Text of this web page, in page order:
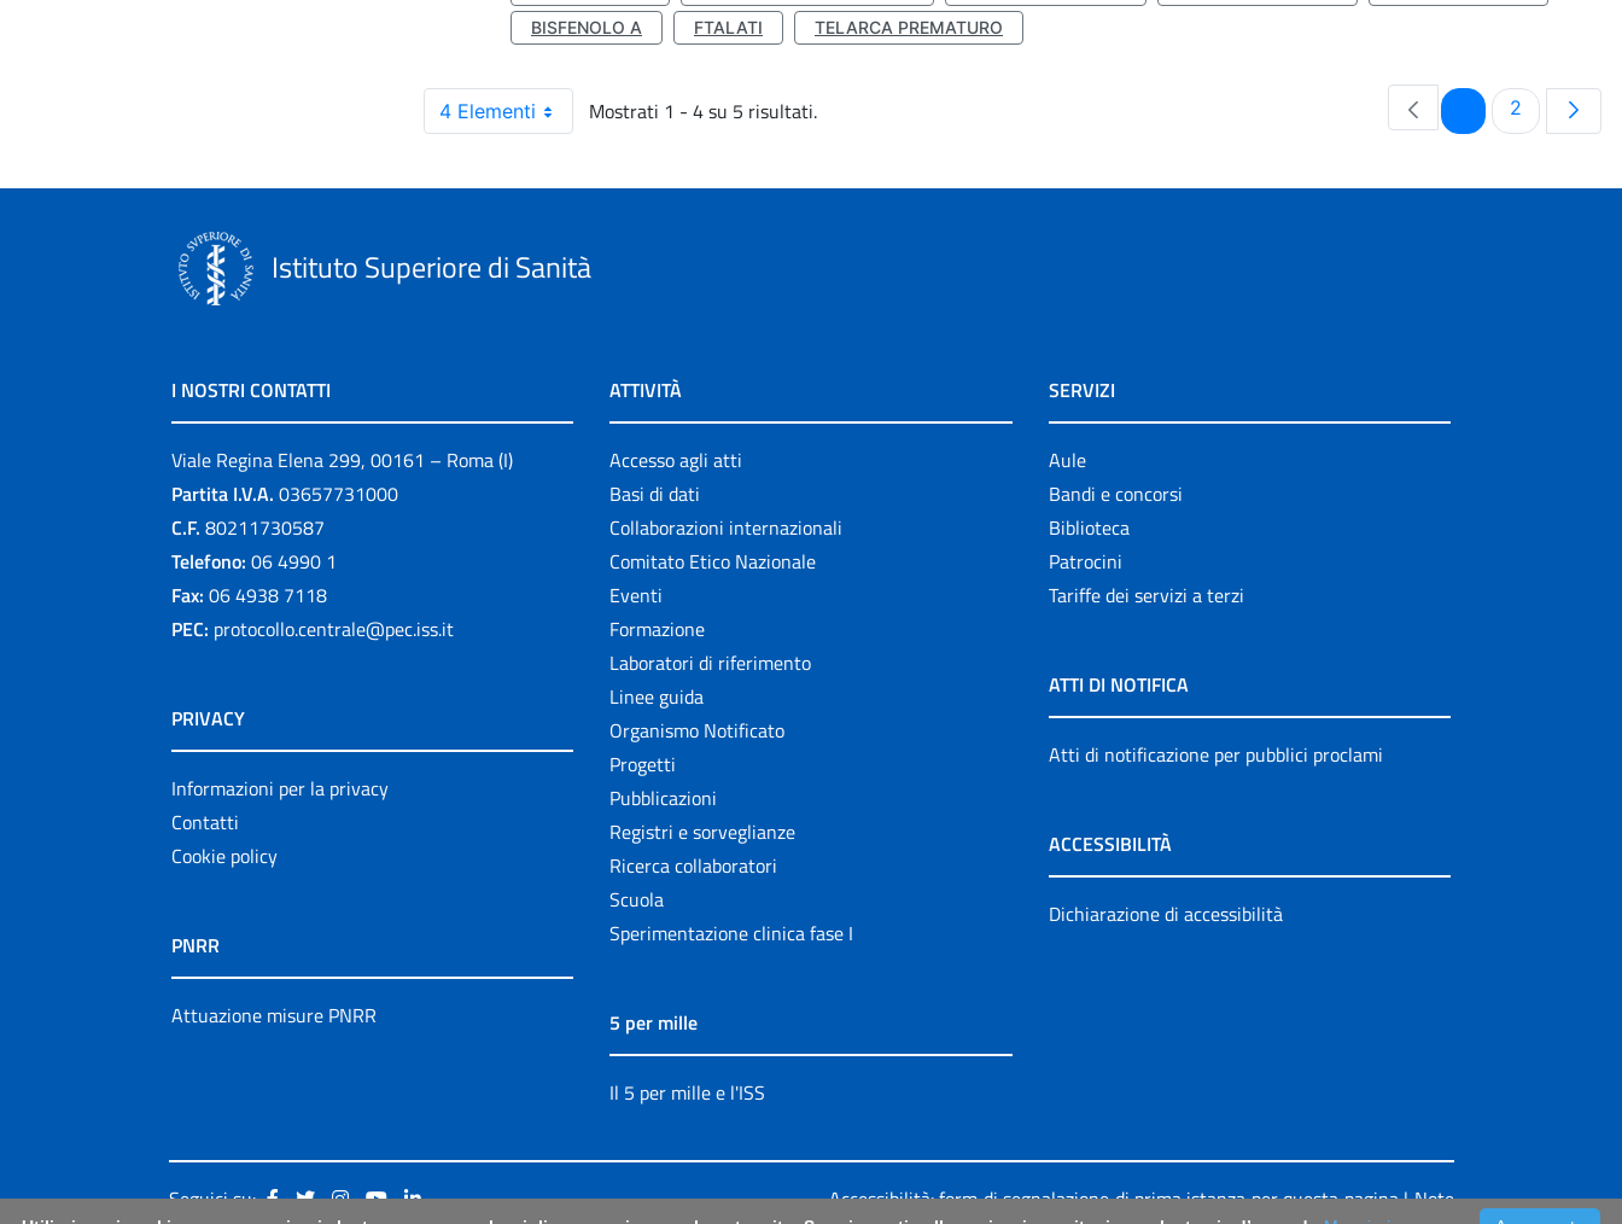
BISFENOLO A
FTALATI TELARCA PREMATURO
4 Elementi Mostrati 1 - 4 su 5 risultati. PaginaPagina
2
Istituto Superiore di Sanità
I NOSTRI CONTATTI
Viale Regina Elena 299, 00161 – Roma (I)
Partita I.V.A. 03657731000
C.F. 80211730587
Telefono: 06 4990 1
Fax: 06 4938 7118
PEC: protocollo.centrale@pec.iss.it
PRIVACY
Informazioni per la privacy
Contatti
Cookie policy
PNRR
Attuazione misure PNRR
ATTIVITÀ
Accesso agli atti
Basi di dati
Collaborazioni internazionali
Comitato Etico Nazionale
Eventi
Formazione
Laboratori di riferimento
Linee guida
Organismo Notificato
Progetti
Pubblicazioni
Registri e sorveglianze
Ricerca collaboratori
Scuola
Sperimentazione clinica fase I
5 per mille
Il 5 per mille e l'ISS
SERVIZI
Aule
Bandi e concorsi
Biblioteca
Patrocini
Tariffe dei servizi a terzi
ATTI DI NOTIFICA
Atti di notificazione per pubblici proclami
ACCESSIBILITÀ
Dichiarazione di accessibilità
Seguici su: Accessibilità: form di segnalazione di prima istanza per questa pagina|Note